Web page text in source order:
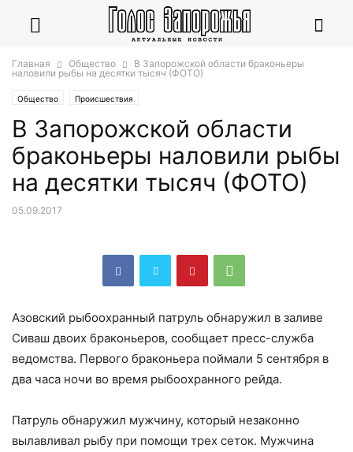
Главная Общество
В Запорожской области браконьеры
наловили рыбы на десятки тысяч (ФОТО)
Общество Происшествия
В Запорожской области
браконьеры наловили рыбы
на десятки тысяч (ФОТО)
05.09.2017
Азовский рыбоохранный патруль обнаружил в заливе
Сиваш двоих браконьеров, сообщает пресс-служба
ведомства. Первого браконьера поймали 5 сентября в
два часа ночи во время рыбоохранного рейда.
Патруль обнаружил мужчину, который незаконно
вылавливал рыбу при помощи трех сеток. Мужчина